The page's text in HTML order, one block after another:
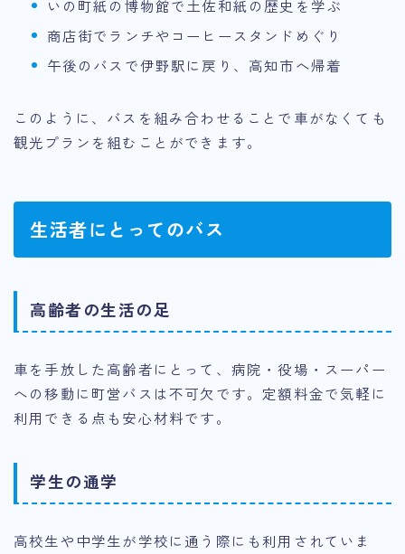
いの町紙の博物館で土佐和紙の歴史を学ぶ
商店街でランチやコーヒースタンドめぐり
午後のバスで伊野駅に戻り、高知市へ帰着
このように、バスを組み合わせることで車がなくても
観光プランを組むことができます。
生活者にとってのバス
高齢者の生活の足
車を手放した高齢者にとって、病院・役場・スーパー
への移動に町営バスは不可欠です。定額料金で気軽に
利用できる点も安心材料です。
学生の通学
高校生や中学生が学校に通う際にも利用されていま